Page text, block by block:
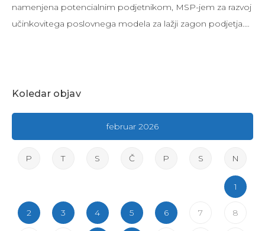
namenjena potencialnim podjetnikom, MSP-jem za razvoj
učinkovitega poslovnega modela za lažji zagon podjetja.…
Koledar objav
februar 2026
P T S Č P S N
1
2 3 4 5 6 7 8